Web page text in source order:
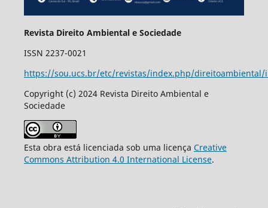
Revista Direito Ambiental e Sociedade
ISSN 2237-0021
https://sou.ucs.br/etc/revistas/index.php/direitoambiental/
Copyright (c) 2024 Revista Direito Ambiental e
Sociedade
Esta obra está licenciada sob uma licença Creative
Commons Attribution 4.0 International License.